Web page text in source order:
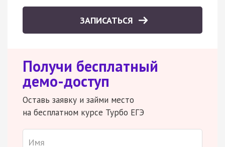
ЗАПИСАТЬСЯ
Получи бесплатный
демо-доступ
Оставь заявку и займи место
на бесплатном курсе Турбо ЕГЭ